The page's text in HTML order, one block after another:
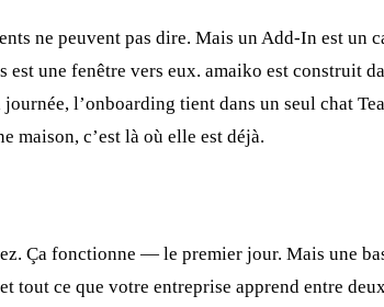
ne peuvent pas dire. Mais un Add-In est
une fenêtre vers eux. amaiko est construit
l’onboarding tient dans un seul chat
maison, c’est là où elle est déjà.
Ça fonctionne — le premier jour. Mais une
ce que votre entreprise apprend entre